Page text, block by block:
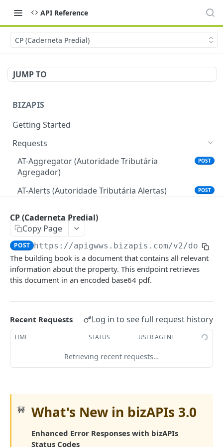
API Reference
CP (Caderneta Predial)
JUMP TO
BIZAPIS
Getting Started
Requests
AT-Aggregator (Autoridade Tributária
Agregador)
POST
AT-Alerts (Autoridade Tributária Alertas) POST
Dívida
AT-Interações (Autoridade Tributária -
Interações)
AT-IRC (Autoridade Tributária-Imposto Sobre o
Rendimento)
POST
AT-IVA-Enquadramento (Autoridade Tributária
Enquadramento do IVA)
POST
AT-IVA-DP (Autoridade Tributária IVA
Declarações Periódicas)
AT-PAYREF-IRC (Autoridade Tributária
AT-PAYREF-IRS (Autoridade Tributária
CP (Caderneta Predial)
Copy Page
POST https://apigwws.bizapis.com/v2/
The building book is a document that contains all relevant
information about the property. This endpoint retrieves
this document in an encoded base64 pdf.
Recent Requests Log in to see full request history
TIME STATUS USER AGENT
Retrieving recent requests…
🚧 What's New in bizAPIs 3.0
Enhanced Error Responses with bizAPIs
Status Codes